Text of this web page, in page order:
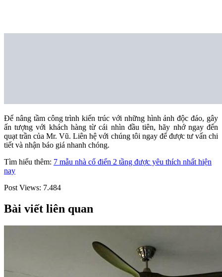
Để nâng tầm công trình kiến trúc với những hình ảnh độc đáo, gây
ấn tượng với khách hàng từ cái nhìn đầu tiên, hãy nhớ ngay đến
quạt trần của Mr. Vũ. Liên hệ với chúng tôi ngay để được tư vấn chi
tiết và nhận báo giá nhanh chóng.
Tìm hiểu thêm: 7 mẫu nhà cổ điển 2 tầng được yêu thích nhất hiện
nay
Post Views: 7.484
Bài viết liên quan